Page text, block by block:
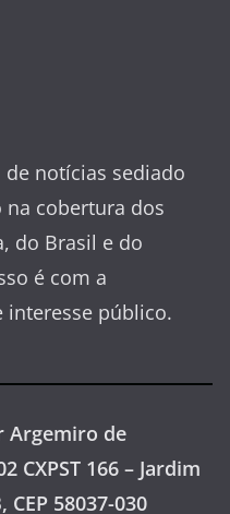
de notícias sediado
na cobertura dos
do Brasil e do
é com a
interesse público.
Argemiro de
CXPST 166 – Jardim
CEP 58037-030